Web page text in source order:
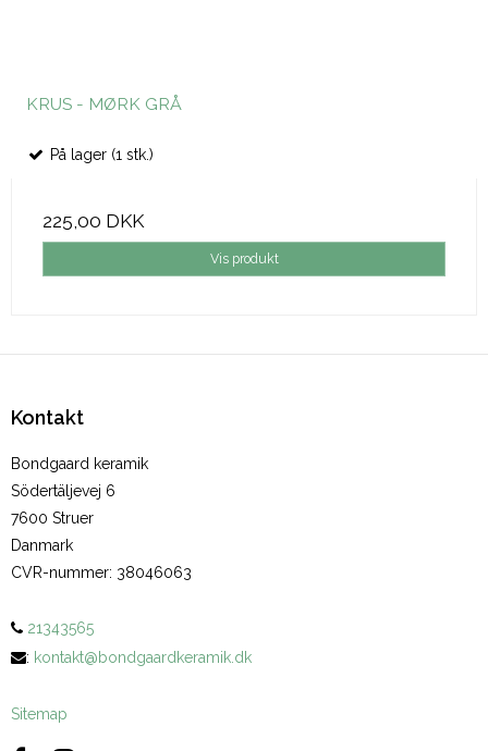
KRUS - MØRK GRÅ
På lager (1 stk.)
225,00 DKK
Vis produkt
Kontakt
Bondgaard keramik
Södertäljevej 6
7600 Struer
Danmark
CVR-nummer: 38046063
21343565
: kontakt@bondgaardkeramik.dk
Sitemap